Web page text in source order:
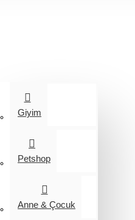
Giyim
Petshop
Anne & Çocuk